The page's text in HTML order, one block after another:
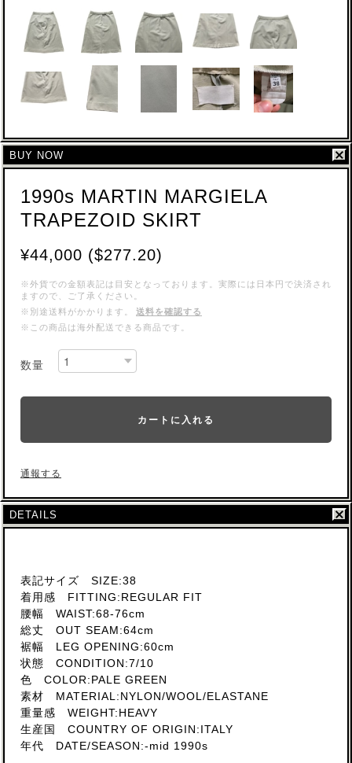
BUY NOW
1990s MARTIN MARGIELA
TRAPEZOID SKIRT
¥44,000 ($277.20)
※外貨での金額表記は目安となっております。実際には日本円で決済され
ますので、ご了承ください。
※別途送料がかかります。
送料を確認する
※この商品は海外配送できる商品です。
数量
カートに入れる
通報する
DETAILS
表記サイズ SIZE:38
着用感 FITTING:REGULAR FIT
腰幅 WAIST:68-76cm
総丈 OUT SEAM:64cm
裾幅 LEG OPENING:60cm
状態 CONDITION:7/10
色 COLOR:PALE GREEN
素材 MATERIAL:NYLON/WOOL/ELASTANE
重量感 WEIGHT:HEAVY
生産国 COUNTRY OF ORIGIN:ITALY
年代 DATE/SEASON:-mid 1990s